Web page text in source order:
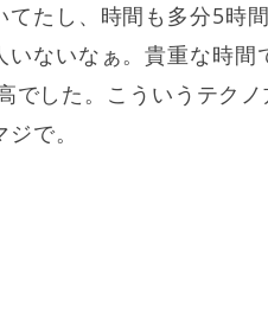
たし、時間も多分5時間
ないなぁ。貴重な時間
した。こういうテクノ
で。